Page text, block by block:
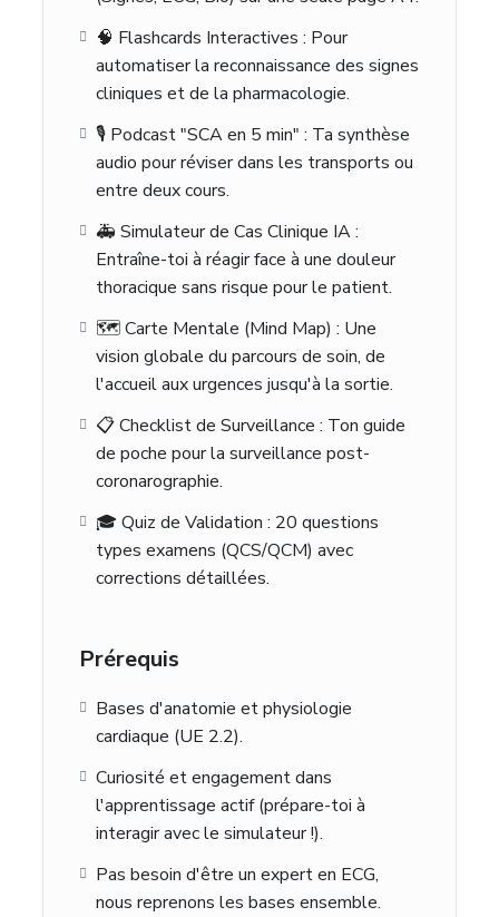
🧠 Flashcards Interactives : Pour
automatiser la reconnaissance des signes
cliniques et de la pharmacologie.
🎙️ Podcast "SCA en 5 min" : Ta synthèse
audio pour réviser dans les transports ou
entre deux cours.
🚑 Simulateur de Cas Clinique IA :
Entraîne-toi à réagir face à une douleur
thoracique sans risque pour le patient.
🗺️ Carte Mentale (Mind Map) : Une
vision globale du parcours de soin, de
l'accueil aux urgences jusqu'à la sortie.
📋 Checklist de Surveillance : Ton guide
de poche pour la surveillance post-
coronarographie.
🎓 Quiz de Validation : 20 questions
types examens (QCS/QCM) avec
corrections détaillées.
Prérequis
Bases d'anatomie et physiologie
cardiaque (UE 2.2).
Curiosité et engagement dans
l'apprentissage actif (prépare-toi à
interagir avec le simulateur !).
Pas besoin d'être un expert en ECG,
nous reprenons les bases ensemble.